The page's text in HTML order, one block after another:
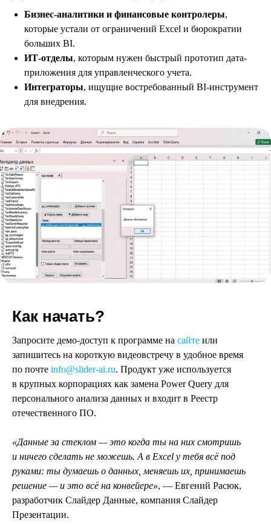
Бизнес-аналитики и финансовые контролеры,
которые устали от ограничений Excel и бюрократии
больших BI.
ИТ-отделы, которым нужен быстрый прототип дата-
приложения для управленческого учета.
Интеграторы, ищущие востребованный BI-инструмент
для внедрения.
Как начать?
Запросите демо-доступ к программе на сайте или
запишитесь на короткую видеовстречу в удобное время
по почте info@slider-ai.ru. Продукт уже используется
в крупных корпорациях как замена Power Query для
персонального анализа данных и входит в Реестр
отечественного ПО.
«Данные за стеклом — это когда ты на них смотришь
и ничего сделать не можешь. А в Excel у тебя всё под
руками: ты думаешь о данных, меняешь их, принимаешь
решение — и это всё на конвейере», — Евгений Расюк,
разработчик Слайдер Данные, компания Слайдер
Презентации.